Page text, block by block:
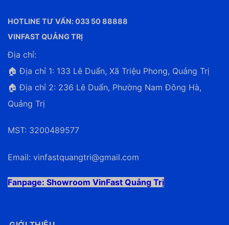
HOTLINE TƯ VẤN: 033 50 88888
VINFAST QUẢNG TRỊ
Địa chỉ:
🏠 Địa chỉ 1: 133 Lê Duẩn, Xã Triệu Phong, Quảng Trị
🏠 Địa chỉ 2: 236 Lê Duẩn, Phường Nam Đông Hà,
Quảng Trị
MST: 3200489577
Email: vinfastquangtri@gmail.com
Fanpage: Showroom VinFast Quảng Trị